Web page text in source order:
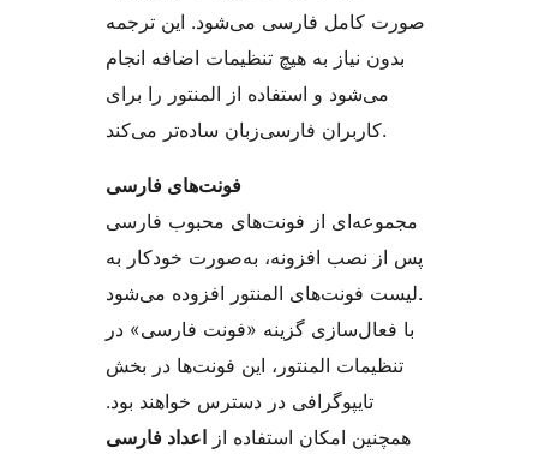
صورت کامل فارسی می‌شود. این ترجمه
بدون نیاز به هیچ تنظیمات اضافه انجام
می‌شود و استفاده از المنتور را برای
کاربران فارسی‌زبان ساده‌تر می‌کند.
فونت‌های فارسی
مجموعه‌ای از فونت‌های محبوب فارسی
پس از نصب افزونه، به‌صورت خودکار به
لیست فونت‌های المنتور افزوده می‌شود.
با فعال‌سازی گزینه «فونت فارسی» در
تنظیمات المنتور، این فونت‌ها در بخش
تایپوگرافی در دسترس خواهند بود.
همچنین امکان استفاده از اعداد فارسی